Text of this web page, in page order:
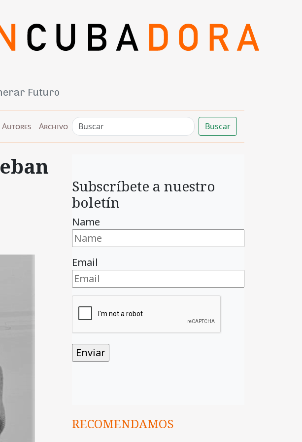
Futuro
Autores Archivo Buscar
Subscríbete a nuestro
boletín
Name
Email
RECOMENDAMOS